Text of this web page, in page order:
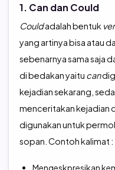
1. Can dan Could
Couldadalah bentuk
yang artinya bisa atau
sebenarnya sama saja
di bedakan yaitu can
kejadian sekarang,
menceritakan kejadian
digunakan untuk
sopan. Contoh kalimat :
Mengeskpresikan